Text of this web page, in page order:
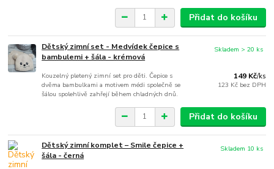
Přidat do košíku
Dětský zimní set - Medvídek čepice s
bambulemi + šála - krémová
Kouzelný pletený zimní set pro děti. Čepice s
dvěma bambulkami a motivem médi společně se
šálou spolehlivě zahřejí během chladných dnů.
149 Kč/ks
123 Kč bez DPH
Skladem > 20 ks
Přidat do košíku
Dětský zimní komplet – Smile čepice +
šála - černá
Skladem 10 ks